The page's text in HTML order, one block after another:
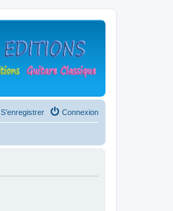
Connexion
S’enregistrer